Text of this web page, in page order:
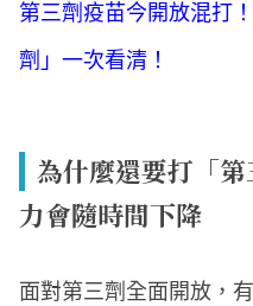
第三劑疫苗今開放混打
劑」一次看清！
為什麼還要打「
力會隨時間下降
面對第三劑全面開放，